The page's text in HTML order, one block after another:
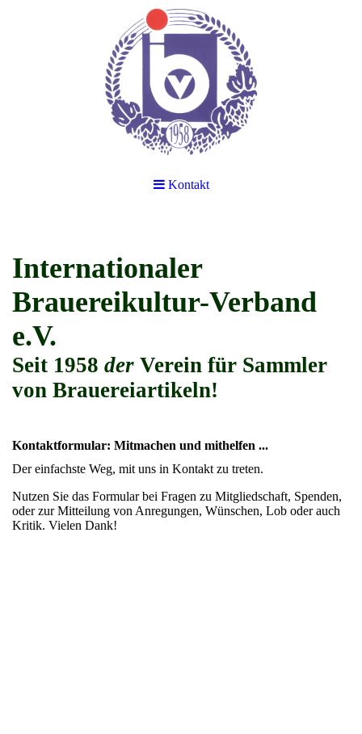
Kontakt
Internationaler
Brauereikultur-Verband
e.V.
Seit 1958 der Verein für Sammler
von Brauereiartikeln!
Kontaktformular: Mitmachen und mithelfen ...
Der einfachste Weg, mit uns in Kontakt zu treten.
Nutzen Sie das Formular bei Fragen zu Mitgliedschaft, Spenden,
oder zur Mitteilung von Anregungen, Wünschen, Lob oder auch
Kritik. Vielen Dank!